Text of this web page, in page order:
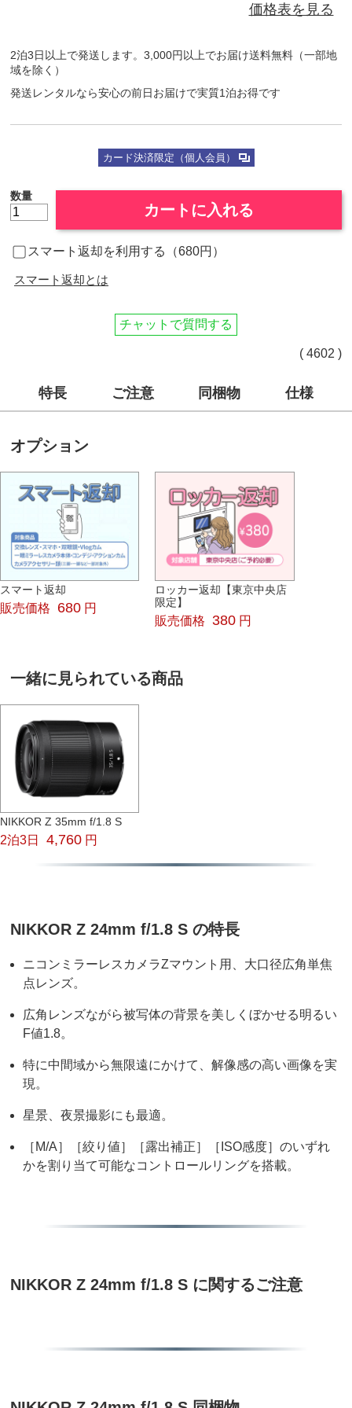
価格表を見る
2泊3日以上で発送します。3,000円以上でお届け送料無料（一部地
域を除く）
発送レンタルなら安心の前日お届けで実質1泊お得です
カード決済限定（個人会員）
数量
カートに入れる
スマート返却を利用する（680円）
スマート返却とは
チャットで質問する
( 4602 )
特長 ご注意 同梱物 仕様
オプション
スマート返却
販売価格 680 円
ロッカー返却【東京中央店
限定】
販売価格 380 円
一緒に見られている商品
NIKKOR Z 35mm f/1.8 S
2泊3日 4,760 円
NIKKOR Z 24mm f/1.8 S の特長
ニコンミラーレスカメラZマウント用、大口径広角単焦
点レンズ。
広角レンズながら被写体の背景を美しくぼかせる明るい
F値1.8。
特に中間域から無限遠にかけて、解像感の高い画像を実
現。
星景、夜景撮影にも最適。
［M/A］［絞り値］［露出補正］［ISO感度］のいずれ
かを割り当て可能なコントロールリングを搭載。
NIKKOR Z 24mm f/1.8 S に関するご注意